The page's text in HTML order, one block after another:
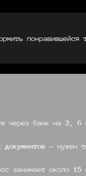
понравившейся
через банк на 3, 6
документов — нужен
занимает около 15